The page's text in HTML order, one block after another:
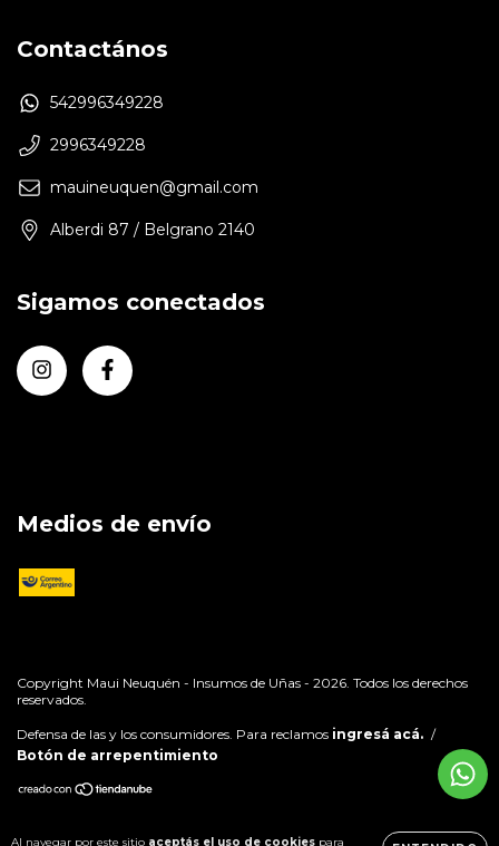
Al navegar por este sitio aceptás el uso de cookies para
Contactános
542996349228
2996349228
mauineuquen@gmail.com
Alberdi 87 / Belgrano 2140
Sigamos conectados
Medios de envío
Copyright Maui Neuquén - Insumos de Uñas - 2026. Todos los derechos
reservados.
Defensa de las y los consumidores. Para reclamos ingresá acá. /
Botón de arrepentimiento